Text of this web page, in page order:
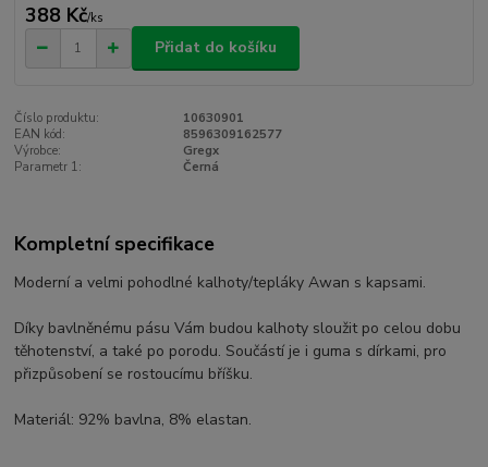
388 Kč/ks
Přidat do košíku
Číslo produktu:
10630901
EAN kód:
8596309162577
Výrobce:
Gregx
Parametr 1:
Černá
Kompletní specifikace
Moderní a velmi pohodlné kalhoty/tepláky Awan s kapsami.
Díky bavlněnému pásu Vám budou kalhoty sloužit po celou dobu
těhotenství, a také po porodu. Součástí je i guma s dírkami, pro
přizpůsobení se rostoucímu bříšku.
Materiál: 92% bavlna, 8% elastan.